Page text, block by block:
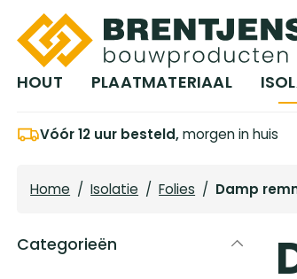
Ga naar hoofdinhoud
HOUT PLAATMATERIAAL
Vóór 12 uur besteld,morgen in huis
Home / Isolatie / Folies / Damp
Categorieën